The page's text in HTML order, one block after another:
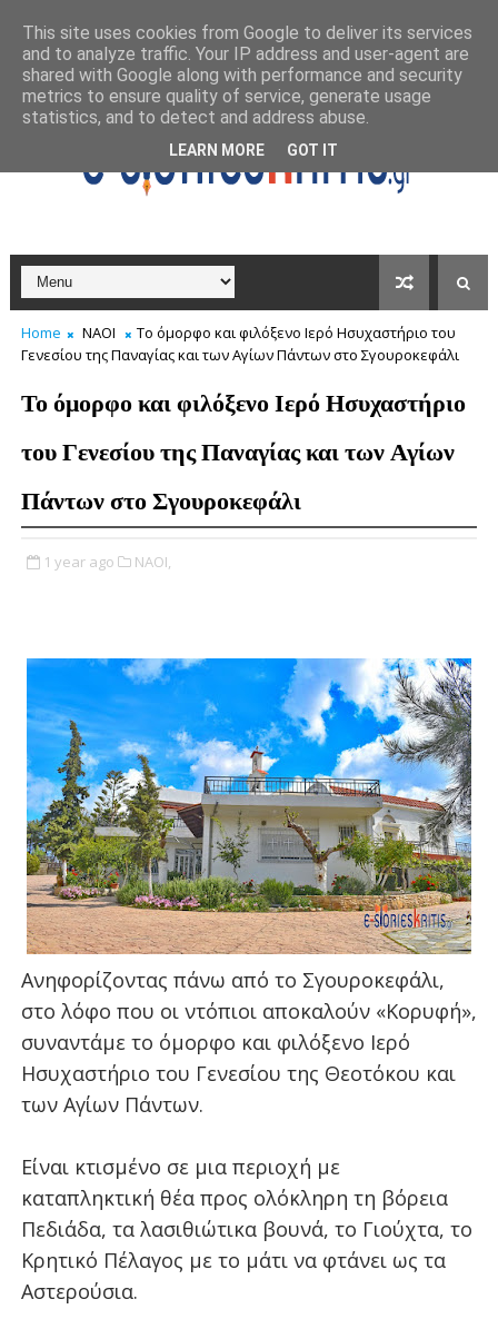
Home ΝΑΟΙ
Το όμορφο και φιλόξενο Ιερό Ησυχαστήριο του
Γενεσίου της Παναγίας και των Αγίων Πάντων στο Σγουροκεφάλι
Το όμορφο και φιλόξενο Ιερό Ησυχαστήριο
του Γενεσίου της Παναγίας και των Αγίων
Πάντων στο Σγουροκεφάλι
1 year ago ΝΑΟΙ,
Ανηφορίζοντας πάνω από το Σγουροκεφάλι,
στο λόφο που οι ντόπιοι αποκαλούν «Κορυφή»,
συναντάμε το όμορφο και φιλόξενο Ιερό
Ησυχαστήριο του Γενεσίου της Θεοτόκου και
των Αγίων Πάντων.
Είναι κτισμένο σε μια περιοχή με
καταπληκτική θέα προς ολόκληρη τη βόρεια
Πεδιάδα, τα λασιθιώτικα βουνά, το Γιούχτα, το
Κρητικό Πέλαγος με το μάτι να φτάνει ως τα
Αστερούσια.
This site uses cookies from Google to deliver its services
and to analyze traffic. Your IP address and user-agent are
shared with Google along with performance and security
metrics to ensure quality of service, generate usage
statistics, and to detect and address abuse.
LEARN MORE GOT IT